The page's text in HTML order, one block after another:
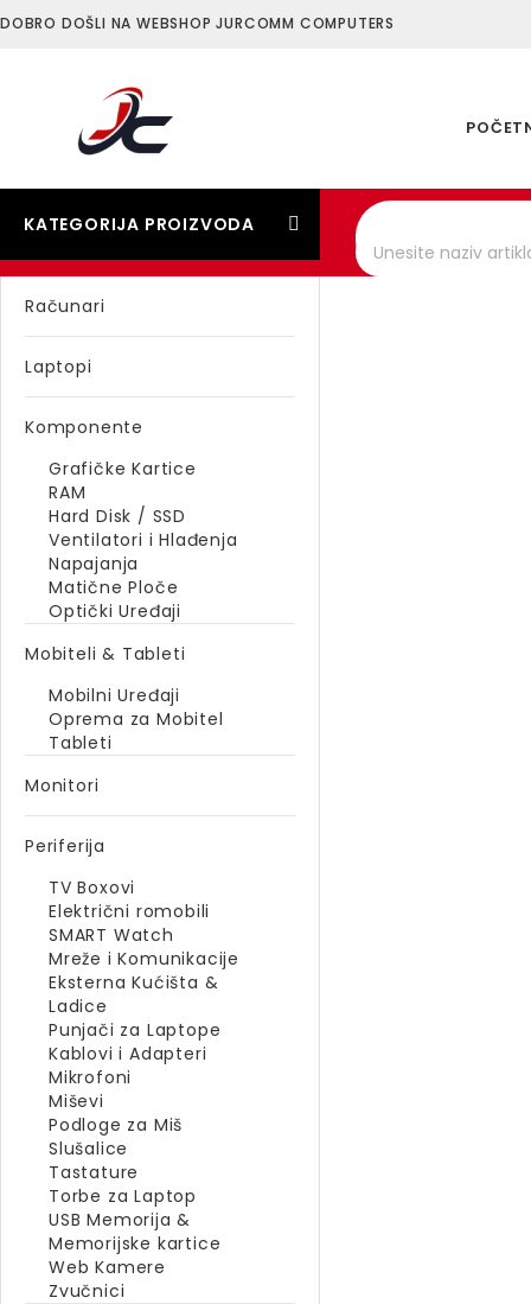
DOBRO DOŠLI NA WEBSHOP JURCOMM COMPUTERS
KATEGORIJA PROIZVODA
Računari
Laptopi
Komponente
Grafičke Kartice
RAM
Hard Disk / SSD
Ventilatori i Hlađenja
Napajanja
Matične Ploče
Optički Uređaji
Mobiteli & Tableti
Mobilni Uređaji
Oprema za Mobitel
Tableti
Monitori
Periferija
TV Boxovi
Električni romobili
SMART Watch
Mreže i Komunikacije
Eksterna Kućišta &
Ladice
Punjači za Laptope
Kablovi i Adapteri
Mikrofoni
Miševi
Podloge za Miš
Slušalice
Tastature
Torbe za Laptop
USB Memorija &
Memorijske kartice
Web Kamere
Zvučnici